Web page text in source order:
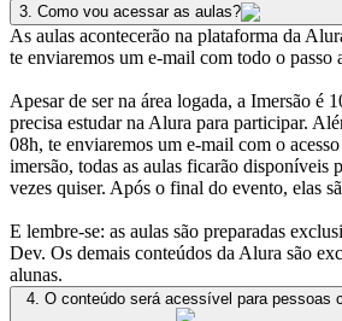
3 Como vou acessar as aulas?
As aulas acontecerão na plataforma da
te enviaremos um e-mail com todo o passo
Apesar de ser na área logada, a Imersão é
precisa estudar na Alura para participar.
08h, te enviaremos um e-mail com o
imersão, todas as aulas ficarão disponíveis
vezes quiser. Após o final do evento, elas
E lembre-se: as aulas são preparadas
Dev. Os demais conteúdos da Alura são
alunas.
4 O conteúdo será acessível para pessoas